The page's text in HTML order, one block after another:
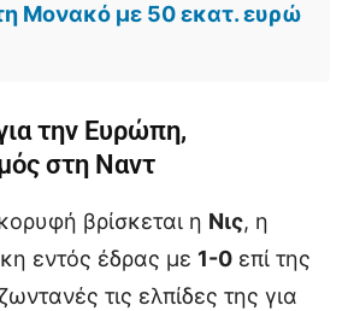
Μονακό με 50 εκατ. ευρώ
την Ευρώπη,
στη Ναντ
βρίσκεται η Νις, η
εντός έδρας με 1-0 επί της
τις ελπίδες της για